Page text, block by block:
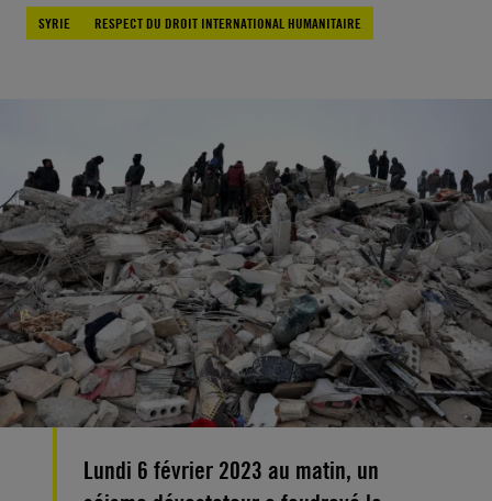
SYRIE
RESPECT DU DROIT INTERNATIONAL HUMANITAIRE
Lundi 6 février 2023 au matin, un